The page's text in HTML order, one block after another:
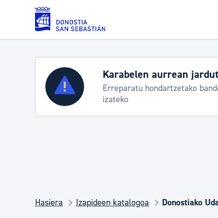
Eduki nagusira joan
Zerbitzuak
Errolda eta gai pertsonalak
Karabelen aurrean
Erreparatu hondartzetako
izateko
Hasiera Izapideen katalogoa Donostiako